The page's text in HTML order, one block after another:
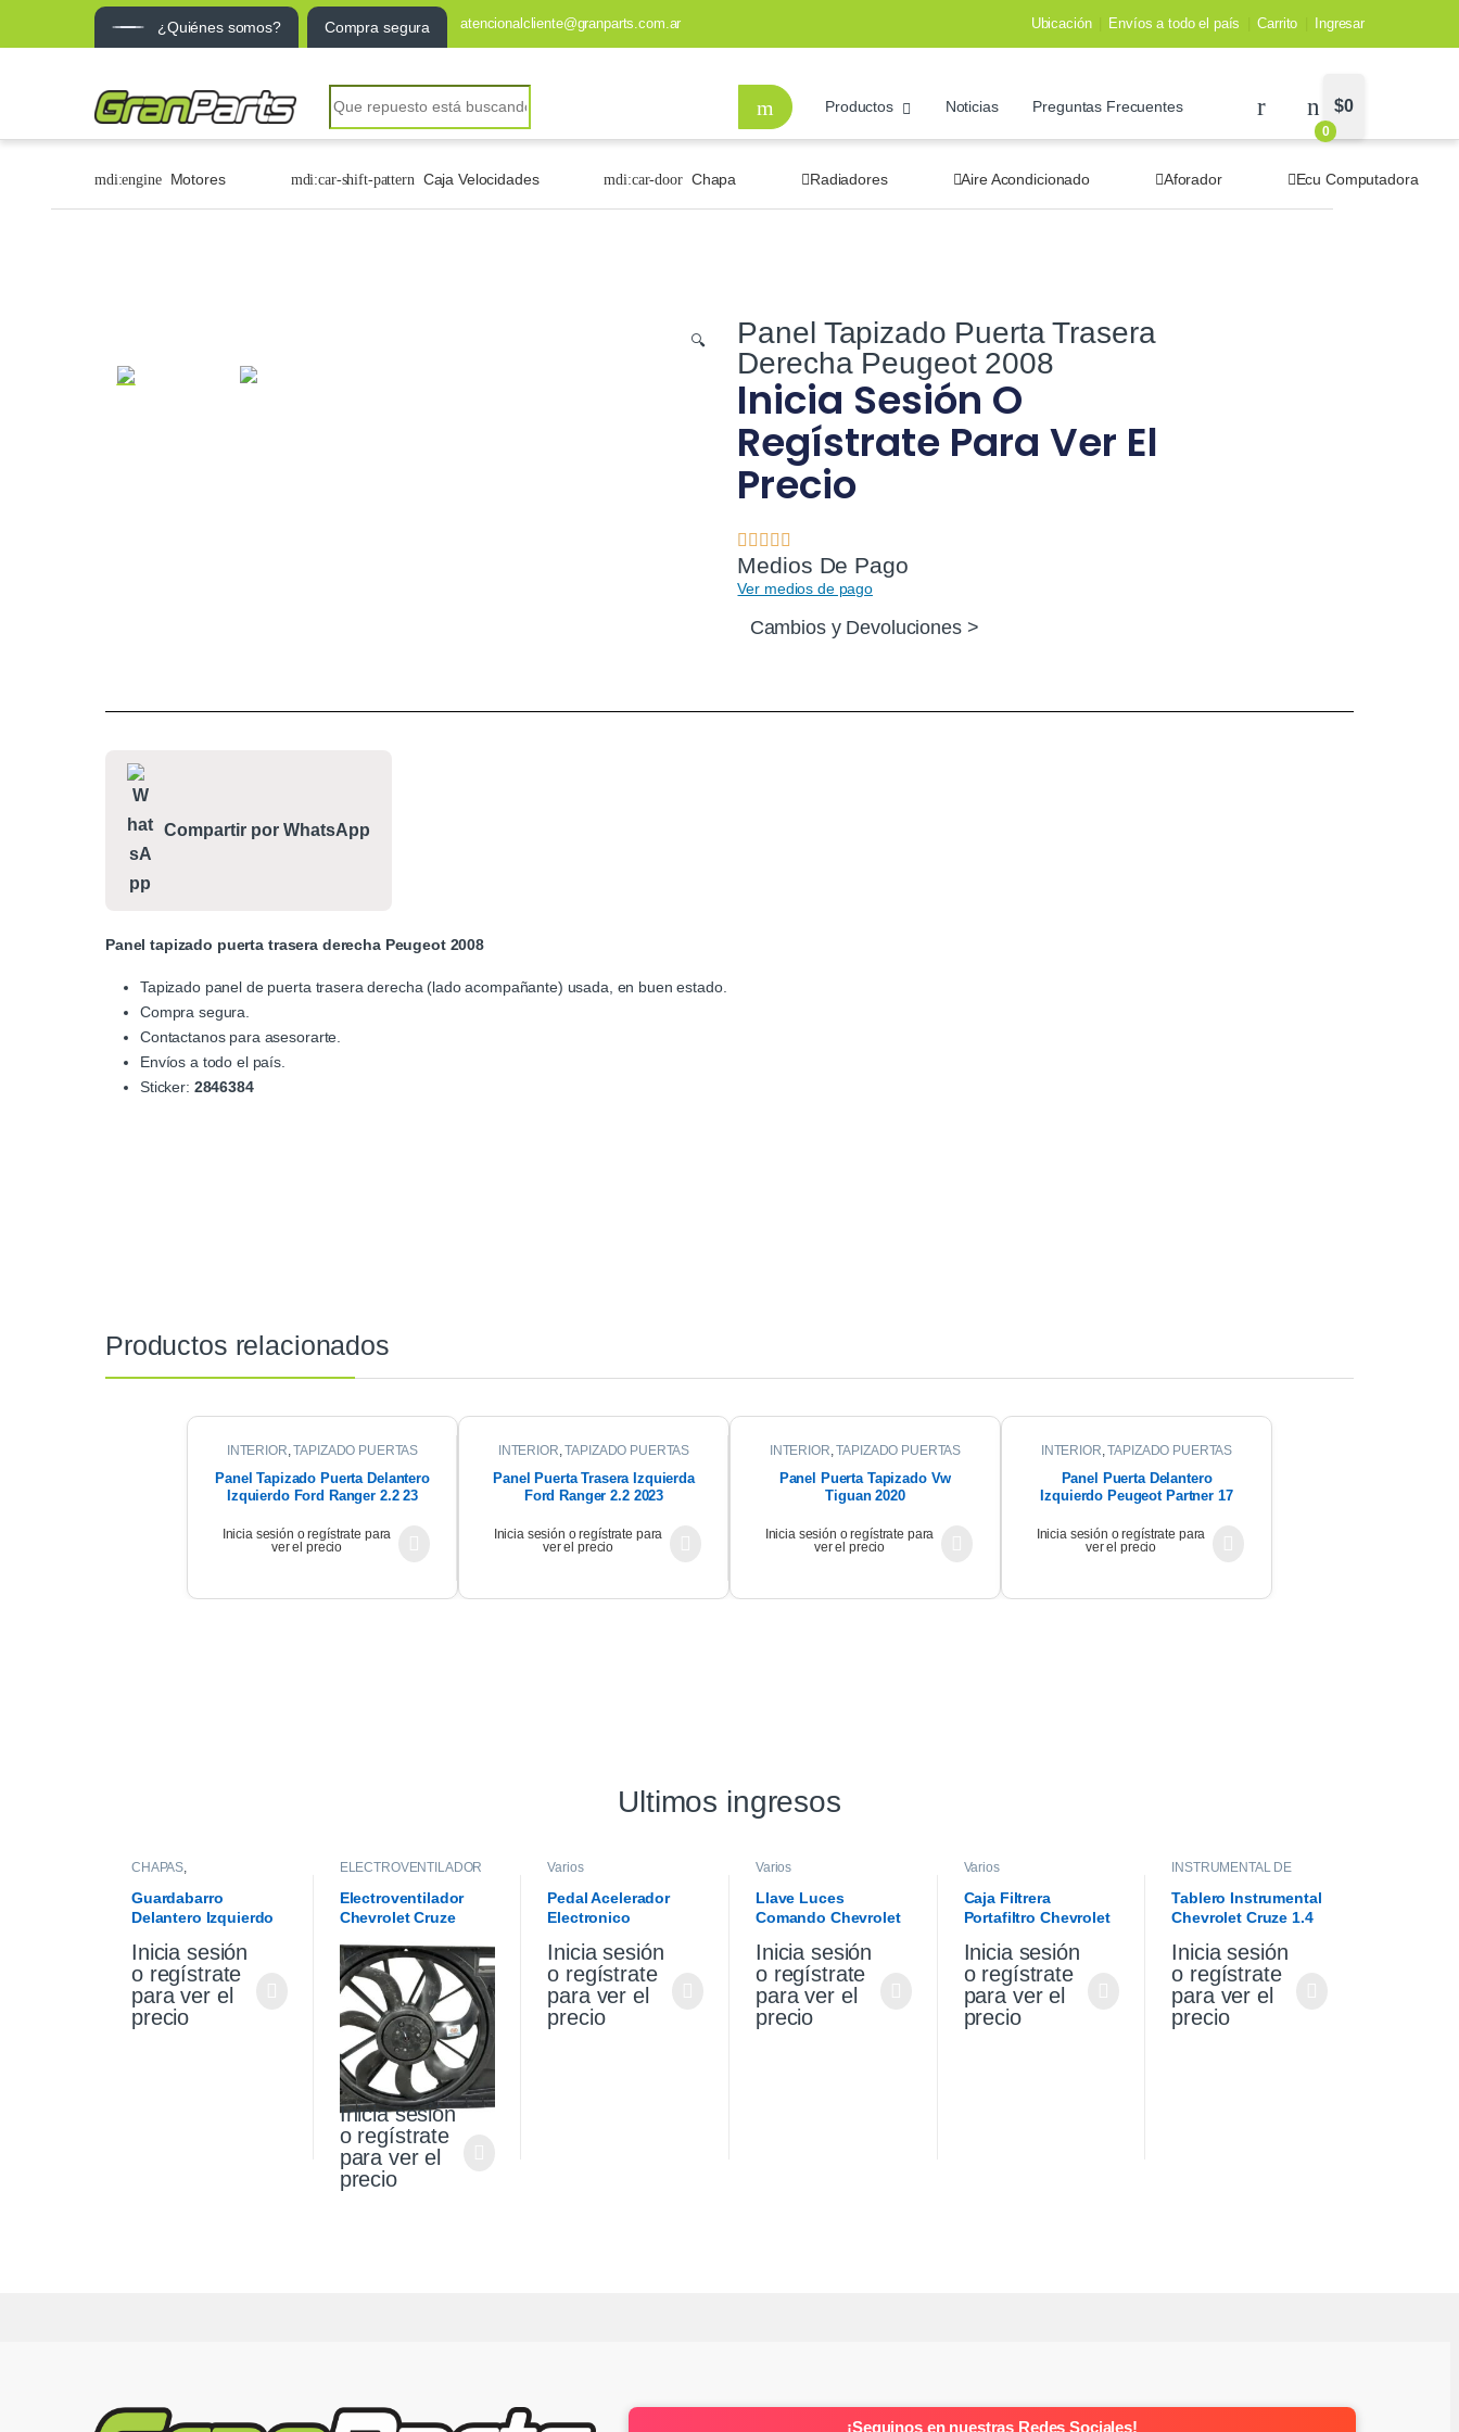
¿Quiénes somos? Compra segura atencionalcliente@granparts.com.ar Ubicación Envíos a todo el país Carrito Ingresar
Productos Noticias Preguntas Frecuentes
0
$0
Motores Caja Velocidades Chapa Radiadores Aire Acondicionado Aforador Ecu Computadora
🔍
Panel Tapizado Puerta Trasera
Derecha Peugeot 2008
Inicia Sesión O
Regístrate Para Ver El
Precio
Medios De Pago
Ver medios de pago
Cambios y Devoluciones >
Compartir por WhatsApp
Panel tapizado puerta trasera derecha Peugeot 2008
Tapizado panel de puerta trasera derecha (lado acompañante) usada, en buen estado.
Compra segura.
Contactanos para asesorarte.
Envíos a todo el país.
Sticker: 2846384
Productos relacionados
INTERIOR ,TAPIZADO PUERTAS
Panel Tapizado Puerta Delantero
Izquierdo Ford Ranger 2.2 23
Inicia sesión o regístrate para
ver el precio
INTERIOR ,TAPIZADO PUERTAS
Panel Puerta Trasera Izquierda
Ford Ranger 2.2 2023
Inicia sesión o regístrate para
ver el precio
INTERIOR ,TAPIZADO PUERTAS
Panel Puerta Tapizado Vw
Tiguan 2020
Inicia sesión o regístrate para
ver el precio
INTERIOR ,TAPIZADO PUERTAS
Panel Puerta Delantero
Izquierdo Peugeot Partner 17
Inicia sesión o regístrate para
ver el precio
Ultimos ingresos
CHAPAS,
Guardabarro
Delantero Izquierdo
2021
Inicia sesión
o regístrate
para ver el
precio
ELECTROVENTILADOR
Electroventilador
Chevrolet Cruze
Inicia sesión
o regístrate
para ver el
precio
Varios
Pedal Acelerador
Electronico
Premier 1.4 21
Inicia sesión
o regístrate
para ver el
precio
Varios
Llave Luces
Comando Chevrolet
Inicia sesión
o regístrate
para ver el
precio
Varios
Caja Filtrera
Portafiltro Chevrolet
19/21
Inicia sesión
o regístrate
para ver el
precio
INSTRUMENTAL DE
Tablero Instrumental
Chevrolet Cruze 1.4
Inicia sesión
o regístrate
para ver el
precio
¡Seguinos en nuestras Redes Sociales!